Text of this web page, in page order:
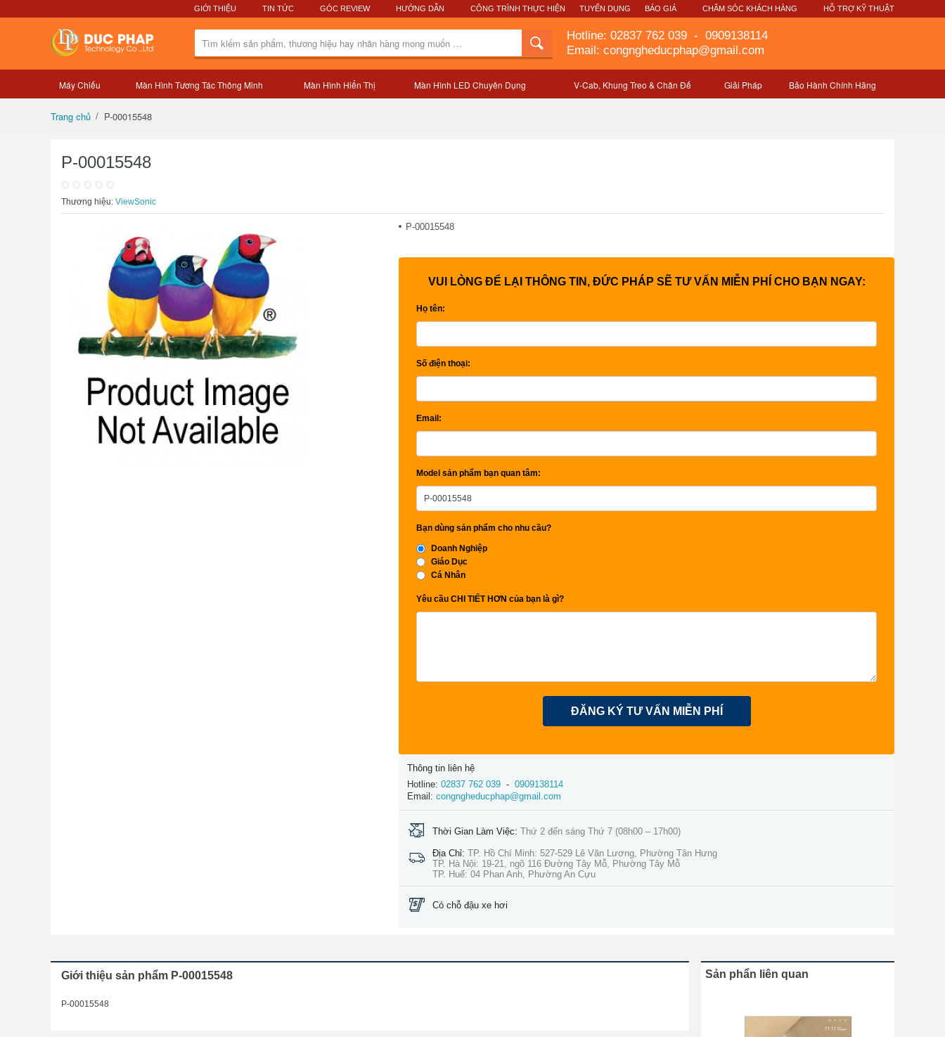
GIỚI THIỆU TIN TỨC GÓC REVIEW HƯỚNG DẪN CÔNG TRÌNH THỰC HIỆN TUYỂN DỤNG BÁO GIÁ CHĂM SÓC KHÁCH HÀNG HỖ TRỢ KỸ THUẬT
Hotline: 02837 762 039 - 0909138114
Email: congngheducphap@gmail.com
Tổng quan sản phẩm Mô tả sản phẩm
Máy Chiếu Màn Hình Tương Tác Thông Minh Màn Hình Hiển Thị Màn Hình LED Chuyên Dụng V-Cab, Khung Treo & Chân Đế Giải Pháp Bảo Hành Chính Hãng
Trang chủ P-00015548
P-00015548
Thương hiệu: ViewSonic
P-00015548
VUI LÒNG ĐỂ LẠI THÔNG TIN, ĐỨC PHÁP SẼ TƯ VẤN MIỄN PHÍ CHO BẠN NGAY:
Họ tên:
Số điện thoại:
Email:
Model sản phẩm bạn quan tâm:
Bạn dùng sản phẩm cho nhu cầu?
Doanh Nghiệp
Giáo Dục
Cá Nhân
Yêu cầu CHI TIẾT HƠN của bạn là gì?
ĐĂNG KÝ TƯ VẤN MIỄN PHÍ
Thông tin liên hệ
Hotline: 02837 762 039 - 0909138114
Email: congngheducphap@gmail.com
Thời Gian Làm Việc: Thứ 2 đến sáng Thứ 7 (08h00 – 17h00)
Địa Chỉ: TP. Hồ Chí Minh: 527-529 Lê Văn Lương, Phường Tân Hưng
TP. Hà Nội: 19-21, ngõ 116 Đường Tây Mỗ, Phường Tây Mỗ
TP. Huế: 04 Phan Anh, Phường An Cựu
Có chỗ đậu xe hơi
Giới thiệu sản phẩm P-00015548
P-00015548
Sản phẩn liên quan